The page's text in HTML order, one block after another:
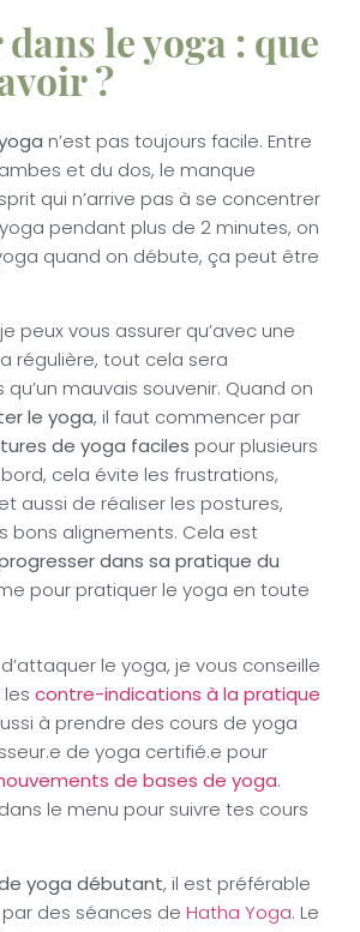
le yoga : que
?
n’est pas toujours facile. Entre
et du dos, le manque
qui n’arrive pas à se concentrer
pendant plus de 2 minutes, on
quand on débute, ça peut être
peux vous assurer qu’avec une
régulière, tout cela sera
mauvais souvenir. Quand on
le yoga, il faut commencer par
de yoga faciles pour plusieurs
cela évite les frustrations,
aussi de réaliser les postures,
bons alignements. Cela est
dans sa pratique du
pour pratiquer le yoga en toute
d’attaquer le yoga, je vous conseille
les contre-indications à la pratique
à prendre des cours de yoga
de yoga certifié.e pour
de bases de yoga.
le menu pour suivre tes cours
yoga débutant, il est préférable
des séances de Hatha Yoga. Le